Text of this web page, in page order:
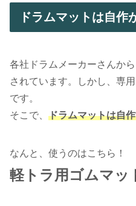
ドラムマットは自作
各社ドラムメーカーさんか
されています。しかし、専
です。
そこで、 ドラムマットは自
なんと、使うのはこちら！
軽トラ用ゴムマッ